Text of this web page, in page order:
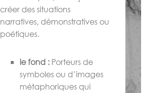
créer des situations
narratives, démonstratives ou
poétiques.
le fond : Porteurs de
symboles ou d’images
métaphoriques qui